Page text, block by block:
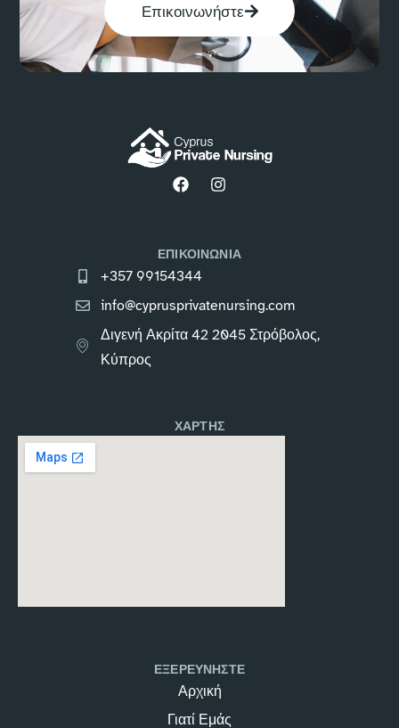
Επικοινωνήστε
ΕΠΙΚΟΙΝΩΝΙΑ
+357 99154344
info@cyprusprivatenursing.com
Διγενή Ακρίτα 42 2045 Στρόβολος,
Κύπρος
ΧΑΡΤΗΣ
ΕΞΕΡΕΥΝΗΣΤΕ
Αρχική
Γιατί Εμάς